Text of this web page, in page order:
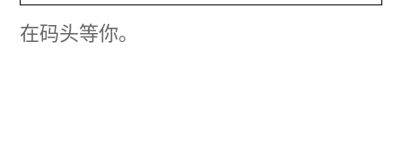
在码头等你。